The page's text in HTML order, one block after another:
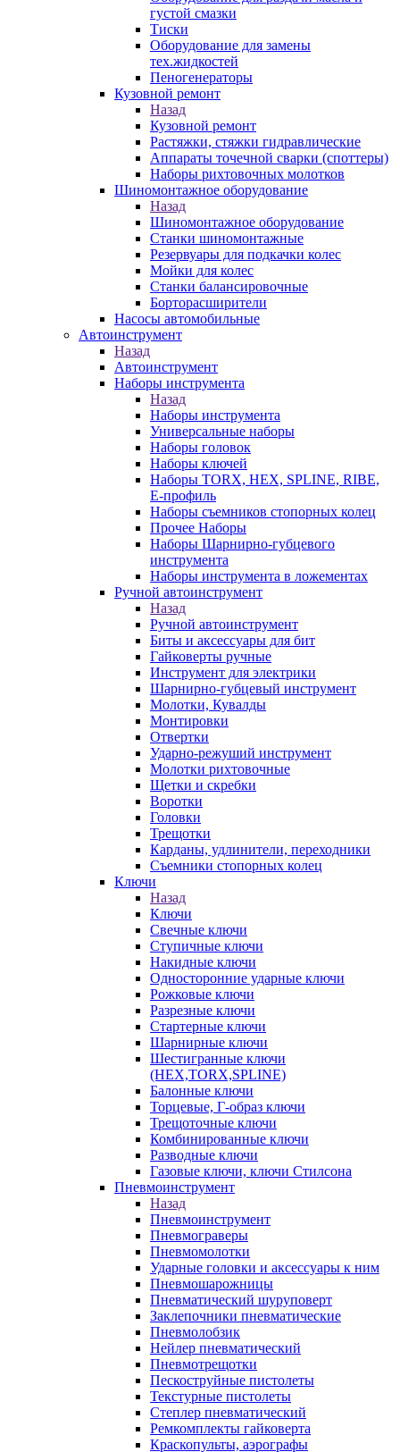
густой смазки
Тиски
Оборудование для замены
тех.жидкостей
Пеногенераторы
Кузовной ремонт
Назад
Кузовной ремонт
Растяжки, стяжки гидравлические
Аппараты точечной сварки (споттеры)
Наборы рихтовочных молотков
Шиномонтажное оборудование
Назад
Шиномонтажное оборудование
Станки шиномонтажные
Резервуары для подкачки колес
Мойки для колес
Станки балансировочные
Борторасширители
Насосы автомобильные
Автоинструмент
Назад
Автоинструмент
Наборы инструмента
Назад
Наборы инструмента
Универсальные наборы
Наборы головок
Наборы ключей
Наборы TORX, HEX, SPLINE, RIBE,
E-профиль
Наборы съемников стопорных колец
Прочее Наборы
Наборы Шарнирно-губцевого
инструмента
Наборы инструмента в ложементах
Ручной автоинструмент
Назад
Ручной автоинструмент
Биты и аксессуары для бит
Гайковерты ручные
Инструмент для электрики
Шарнирно-губцевый инструмент
Молотки, Кувалды
Монтировки
Отвертки
Ударно-режуший инструмент
Молотки рихтовочные
Щетки и скребки
Воротки
Головки
Трещотки
Карданы, удлинители, переходники
Съемники стопорных колец
Ключи
Назад
Ключи
Свечные ключи
Ступичные ключи
Накидные ключи
Односторонние ударные ключи
Рожковые ключи
Разрезные ключи
Стартерные ключи
Шарнирные ключи
Шестигранные ключи
(HEX,TORX,SPLINE)
Балонные ключи
Торцевые, Г-образ ключи
Трещоточные ключи
Комбинированные ключи
Разводные ключи
Газовые ключи, ключи Стилсона
Пневмоинструмент
Назад
Пневмоинструмент
Пневмограверы
Пневмомолотки
Ударные головки и аксессуары к ним
Пневмошарожницы
Пневматический шуруповерт
Заклепочники пневматические
Пневмолобзик
Нейлер пневматический
Пневмотрещотки
Пескоструйные пистолеты
Текстурные пистолеты
Степлер пневматический
Ремкомплекты гайковерта
Краскопульты, аэрографы